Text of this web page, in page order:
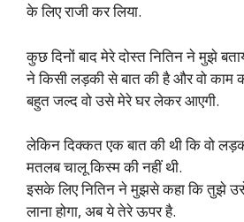
के लिए राजी कर लिया.
कुछ दिनों बाद मेरे दोस्त नितिन ने मुझे
ने किसी लड़की से बात की है और वो काम
बहुत जल्द वो उसे मेरे घर लेकर आएगी.
लेकिन दिक्कत एक बात की थी कि वो
मतलब चालू किस्म की नहीं थी.
इसके लिए नितिन ने मुझसे कहा कि तुझे उसे
लाना होगा, अब ये तेरे ऊपर है.